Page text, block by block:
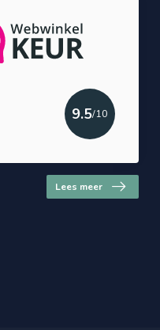
9.5/10
Lees meer